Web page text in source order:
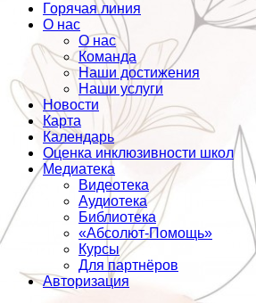
Горячая линия
О нас
О нас
Команда
Наши достижения
Наши услуги
Новости
Карта
Календарь
Оценка инклюзивности школ
Медиатека
Видеотека
Аудиотека
Библиотека
«Абсолют-Помощь»
Курсы
Для партнёров
Авторизация